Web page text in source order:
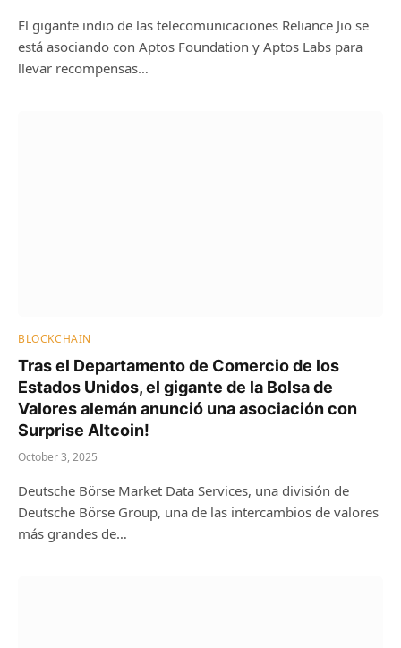
El gigante indio de las telecomunicaciones Reliance Jio se
está asociando con Aptos Foundation y Aptos Labs para
llevar recompensas…
BLOCKCHAIN
Tras el Departamento de Comercio de los
Estados Unidos, el gigante de la Bolsa de
Valores alemán anunció una asociación con
Surprise Altcoin!
October 3, 2025
Deutsche Börse Market Data Services, una división de
Deutsche Börse Group, una de las intercambios de valores
más grandes de…